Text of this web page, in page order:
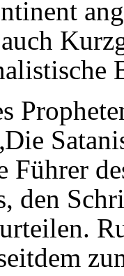
Führer
den